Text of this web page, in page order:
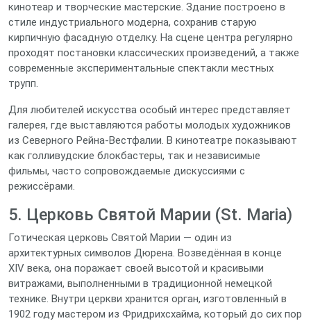
кинотеар и творческие мастерские. Здание построено в
стиле индустриального модерна, сохранив старую
кирпичную фасадную отделку. На сцене центра регулярно
проходят постановки классических произведений, а также
современные экспериментальные спектакли местных
трупп.
Для любителей искусства особый интерес представляет
галерея, где выставляются работы молодых художников
из Северного Рейна-Вестфалии. В кинотеатре показывают
как голливудские блокбастеры, так и независимые
фильмы, часто сопровождаемые дискуссиями с
режиссёрами.
5. Церковь Святой Марии (St. Maria)
Готическая церковь Святой Марии — один из
архитектурных символов Дюрена. Возведённая в конце
XIV века, она поражает своей высотой и красивыми
витражами, выполненными в традиционной немецкой
технике. Внутри церкви хранится орган, изготовленный в
1902 году мастером из Фридрихсхайма, который до сих пор